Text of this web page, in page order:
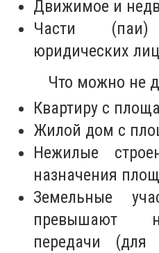
Движимое и
Части
юридических лиц
Что можно не
Квартиру с
Жилой дом с
Нежилые
назначения
Земельные
превышают
передачи (для